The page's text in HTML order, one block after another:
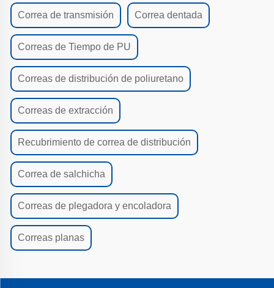
Correa de transmisión Correa dentada
Correas de Tiempo de PU
Correas de distribución de poliuretano
Correas de extracción
Recubrimiento de correa de distribución
Correa de salchicha
Correas de plegadora y encoladora
Correas planas